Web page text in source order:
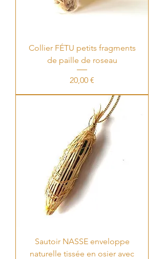
Collier FÉTU petits fragments
de paille de roseau
Price
20,00 €
Sautoir NASSE enveloppe
naturelle tissée en osier avec